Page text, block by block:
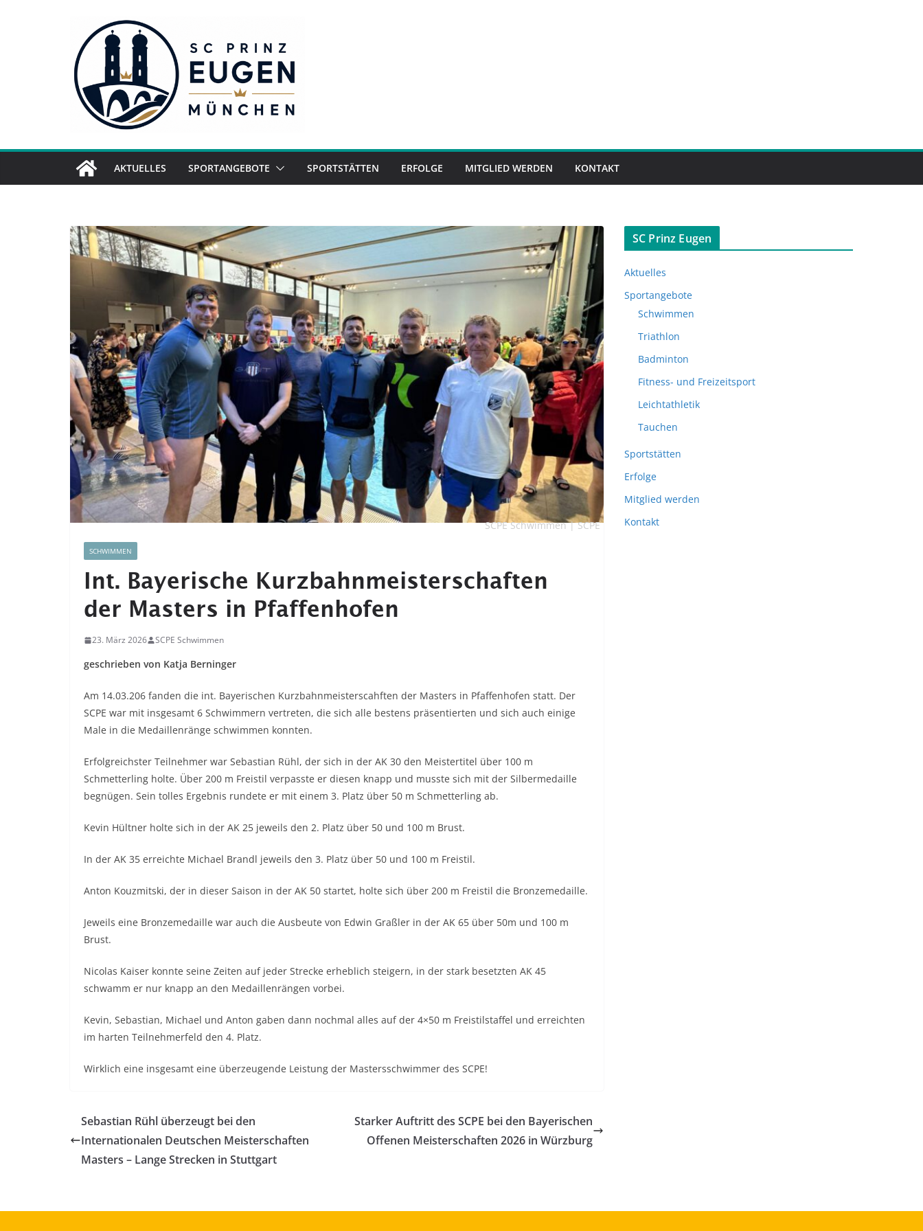
AKTUELLES SPORTANGEBOTE SPORTSTÄTTEN ERFOLGE MITGLIED WERDEN KONTAKT
SCPE Schwimmen | SCPE
SCHWIMMEN
Int. Bayerische Kurzbahnmeisterschaften
der Masters in Pfaffenhofen
23. März 2026 SCPE Schwimmen
geschrieben von Katja Berninger
Am 14.03.206 fanden die int. Bayerischen Kurzbahnmeisterscahften der Masters in Pfaffenhofen statt. Der
SCPE war mit insgesamt 6 Schwimmern vertreten, die sich alle bestens präsentierten und sich auch einige
Male in die Medaillenränge schwimmen konnten.
Erfolgreichster Teilnehmer war Sebastian Rühl, der sich in der AK 30 den Meistertitel über 100 m
Schmetterling holte. Über 200 m Freistil verpasste er diesen knapp und musste sich mit der Silbermedaille
begnügen. Sein tolles Ergebnis rundete er mit einem 3. Platz über 50 m Schmetterling ab.
Kevin Hültner holte sich in der AK 25 jeweils den 2. Platz über 50 und 100 m Brust.
In der AK 35 erreichte Michael Brandl jeweils den 3. Platz über 50 und 100 m Freistil.
Anton Kouzmitski, der in dieser Saison in der AK 50 startet, holte sich über 200 m Freistil die Bronzemedaille.
Jeweils eine Bronzemedaille war auch die Ausbeute von Edwin Graßler in der AK 65 über 50m und 100 m
Brust.
Nicolas Kaiser konnte seine Zeiten auf jeder Strecke erheblich steigern, in der stark besetzten AK 45
schwamm er nur knapp an den Medaillenrängen vorbei.
Kevin, Sebastian, Michael und Anton gaben dann nochmal alles auf der 4×50 m Freistilstaffel und erreichten
im harten Teilnehmerfeld den 4. Platz.
Wirklich eine insgesamt eine überzeugende Leistung der Mastersschwimmer des SCPE!
Sebastian Rühl überzeugt bei den
Internationalen Deutschen Meisterschaften
Masters – Lange Strecken in Stuttgart
Starker Auftritt des SCPE bei den Bayerischen
Offenen Meisterschaften 2026 in Würzburg
SC Prinz Eugen
Aktuelles
Sportangebote
Schwimmen
Triathlon
Badminton
Fitness- und Freizeitsport
Leichtathletik
Tauchen
Sportstätten
Erfolge
Mitglied werden
Kontakt